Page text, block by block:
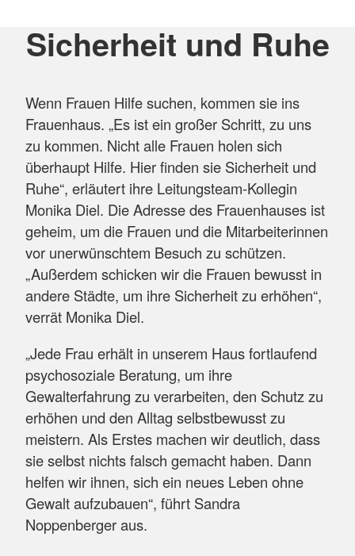
Sicherheit und Ruhe
Wenn Frauen Hilfe suchen, kommen sie ins
Frauenhaus. „Es ist ein großer Schritt, zu uns
zu kommen. Nicht alle Frauen holen sich
überhaupt Hilfe. Hier finden sie Sicherheit und
Ruhe“, erläutert ihre Leitungsteam-Kollegin
Monika Diel. Die Adresse des Frauenhauses ist
geheim, um die Frauen und die Mitarbeiterinnen
vor unerwünschtem Besuch zu schützen.
„Außerdem schicken wir die Frauen bewusst in
andere Städte, um ihre Sicherheit zu erhöhen“,
verrät Monika Diel.
„Jede Frau erhält in unserem Haus fortlaufend
psychosoziale Beratung, um ihre
Gewalterfahrung zu verarbeiten, den Schutz zu
erhöhen und den Alltag selbstbewusst zu
meistern. Als Erstes machen wir deutlich, dass
sie selbst nichts falsch gemacht haben. Dann
helfen wir ihnen, sich ein neues Leben ohne
Gewalt aufzubauen“, führt Sandra
Noppenberger aus.